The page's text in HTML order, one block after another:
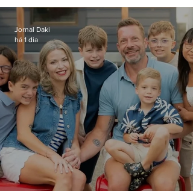
Niterói
Jornal Daki
há 1 dia